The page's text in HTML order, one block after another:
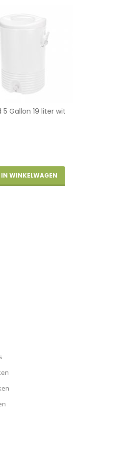
Gallon 19 liter wit
IN WINKELWAGEN